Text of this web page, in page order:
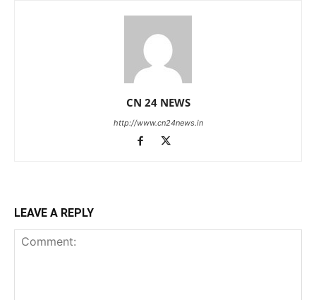
CN 24 NEWS
http://www.cn24news.in
LEAVE A REPLY